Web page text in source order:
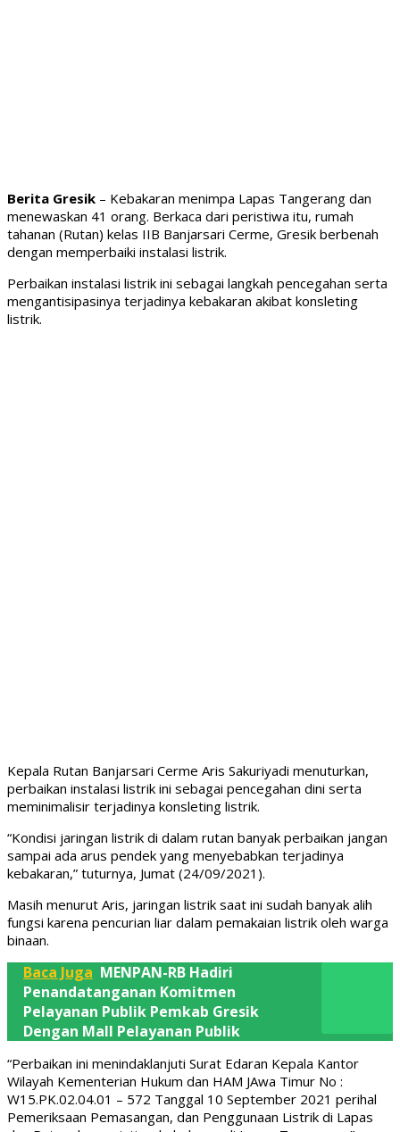
Berita Gresik – Kebakaran menimpa Lapas Tangerang dan
menewaskan 41 orang. Berkaca dari peristiwa itu, rumah
tahanan (Rutan) kelas IIB Banjarsari Cerme, Gresik berbenah
dengan memperbaiki instalasi listrik.
Perbaikan instalasi listrik ini sebagai langkah pencegahan serta
mengantisipasinya terjadinya kebakaran akibat konsleting
listrik.
Kepala Rutan Banjarsari Cerme Aris Sakuriyadi menuturkan,
perbaikan instalasi listrik ini sebagai pencegahan dini serta
meminimalisir terjadinya konsleting listrik.
“Kondisi jaringan listrik di dalam rutan banyak perbaikan jangan
sampai ada arus pendek yang menyebabkan terjadinya
kebakaran,” tuturnya, Jumat (24/09/2021).
Masih menurut Aris, jaringan listrik saat ini sudah banyak alih
fungsi karena pencurian liar dalam pemakaian listrik oleh warga
binaan.
Baca Juga MENPAN-RB Hadiri
Penandatanganan Komitmen
Pelayanan Publik Pemkab Gresik
Dengan Mall Pelayanan Publik
“Perbaikan ini menindaklanjuti Surat Edaran Kepala Kantor
Wilayah Kementerian Hukum dan HAM JAwa Timur No :
W15.PK.02.04.01 – 572 Tanggal 10 September 2021 perihal
Pemeriksaan Pemasangan, dan Penggunaan Listrik di Lapas